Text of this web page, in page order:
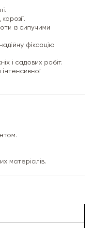
із сипучими
фіксацію
і садових робіт.
інтенсивної
матеріалів.